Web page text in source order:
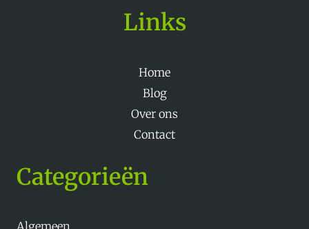
Links
Home
Blog
Over ons
Contact
Categorieën